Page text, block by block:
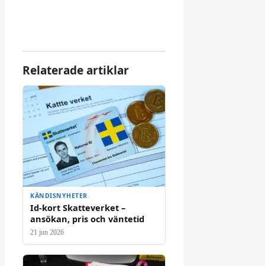
Relaterade artiklar
KÄNDISNYHETER
Id-kort Skatteverket –
ansökan, pris och väntetid
21 jun 2026